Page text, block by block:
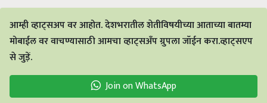
आम्ही व्हाट्सअप वर आहोत. देशभरातील शेतीविषयीच्या आताच्या बातम्या
मोबाईल वर वाचण्यासाठी आमचा व्हाट्सअँप ग्रुपला जॉईन करा.व्हाट्सएप
से जुड़ें.
Join on WhatsApp